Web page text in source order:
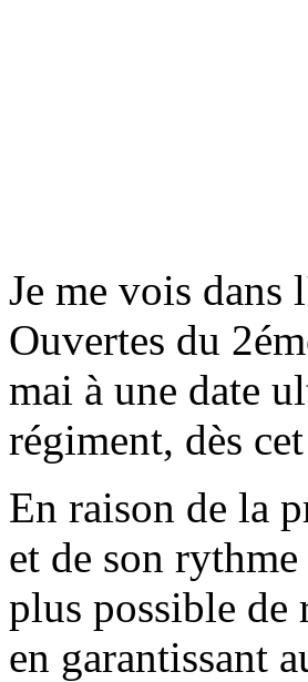
Je me vois dans
Ouvertes du
mai à une date
régiment, dès
En raison de la
et de son
plus possible de
en garantissant